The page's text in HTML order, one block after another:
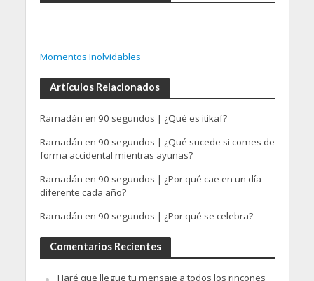
Momentos Inolvidables
Artículos Relacionados
Ramadán en 90 segundos | ¿Qué es itikaf?
Ramadán en 90 segundos | ¿Qué sucede si comes de
forma accidental mientras ayunas?
Ramadán en 90 segundos | ¿Por qué cae en un día
diferente cada año?
Ramadán en 90 segundos | ¿Por qué se celebra?
Comentarios Recientes
Haré que llegue tu mensaje a todos los rincones